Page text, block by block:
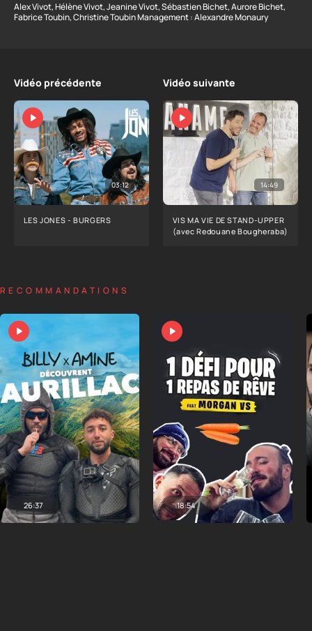
Alex Vivot, Hélène Vivot, Jeanine Vivot, Sébastien Bichet, Aurore Bichet,
Fabrice Toubin, Christine Toubin Management : Alexandre Monaury
Vidéo précédente
03:12
LES JONES - BURGERS
Vidéo suivante
14:49
VIS MA VIE DE STAND-UPPER
(avec Redouane Bougheraba)
RECOMMANDATIONS
26:37 18:54